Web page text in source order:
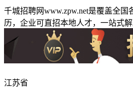
千城招聘网www.zpw.net是覆盖全
历，企业可直招本地人才，一站式
江苏省